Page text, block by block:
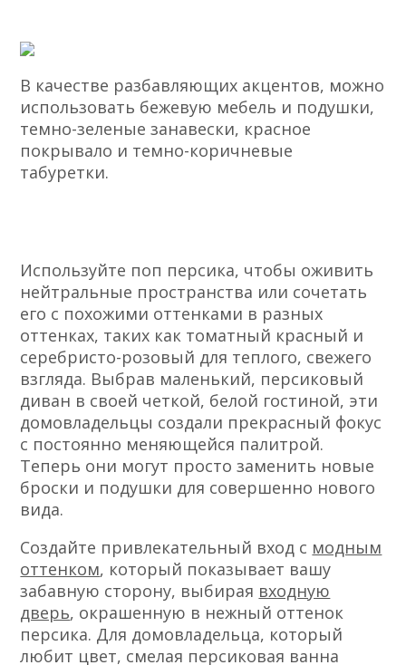
В качестве разбавляющих акцентов, можно
использовать бежевую мебель и подушки,
темно-зеленые занавески, красное
покрывало и темно-коричневые
табуретки.
Используйте поп персика, чтобы оживить
нейтральные пространства или сочетать
его с похожими оттенками в разных
оттенках, таких как томатный красный и
серебристо-розовый для теплого, свежего
взгляда. Выбрав маленький, персиковый
диван в своей четкой, белой гостиной, эти
домовладельцы создали прекрасный фокус
с постоянно меняющейся палитрой.
Теперь они могут просто заменить новые
броски и подушки для совершенно нового
вида.
Создайте привлекательный вход с модным
оттенком, который показывает вашу
забавную сторону, выбирая входную
дверь, окрашенную в нежный оттенок
персика. Для домовладельца, который
любит цвет, смелая персиковая ванна